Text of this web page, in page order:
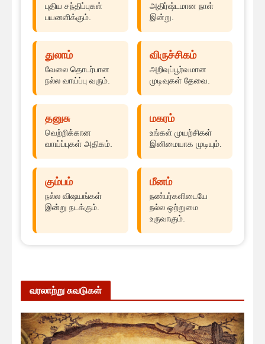
புதிய சந்திப்புகள்
பயனளிக்கும்.
அதிர்ஷ்டமான நாள்
இன்று.
துலாம்
வேலை தொடர்பான
நல்ல வாய்ப்பு வரும்.
விருச்சிகம்
அறிவுப்பூர்வமான
முடிவுகள் தேவை.
தனுசு
வெற்றிக்கான
வாய்ப்புகள் அதிகம்.
மகரம்
உங்கள் முயற்சிகள்
இனிமையாக முடியும்.
கும்பம்
நல்ல விஷயங்கள்
இன்று நடக்கும்.
மீனம்
நண்பர்களிடையே
நல்ல ஒற்றுமை
உருவாகும்.
வரலாற்று சுவடுகள்